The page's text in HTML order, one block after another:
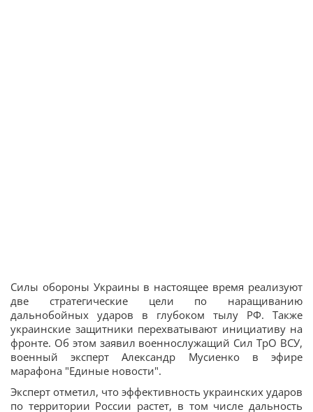
Силы обороны Украины в настоящее время реализуют
две стратегические цели по наращиванию
дальнобойных ударов в глубоком тылу РФ. Также
украинские защитники перехватывают инициативу на
фронте. Об этом заявил военнослужащий Сил ТрО ВСУ,
военный эксперт Александр Мусиенко в эфире
марафона "Единые новости".
Эксперт отметил, что эффективность украинских ударов
по территории России растет, в том числе дальность